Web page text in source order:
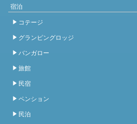
宿泊
コテージ
グランピングロッジ
バンガロー
旅館
民宿
ペンション
民泊